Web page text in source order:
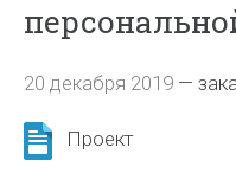
20 декабря 2019 —
Проект